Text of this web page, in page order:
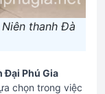
thanh Đà
Đại Phú Gia
chọn trong việc